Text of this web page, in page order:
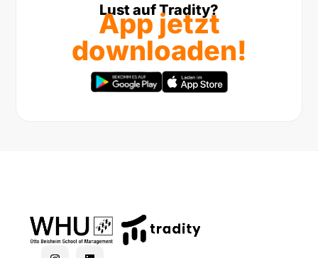
Lust auf Tradity?
App jetzt
downloaden!